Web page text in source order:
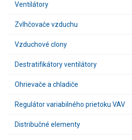
Ventilátory
Zvlhčovače vzduchu
Vzduchové clony
Destratifikátory ventilátory
Ohrievače a chladiče
Regulátor variabilného prietoku VAV
Distribučné elementy